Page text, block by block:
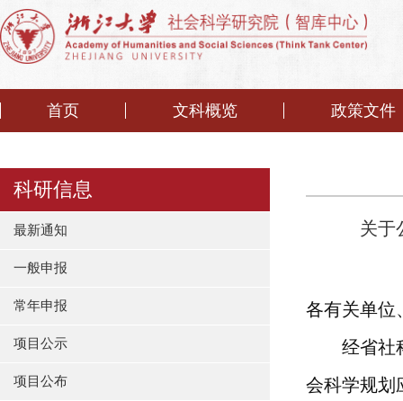
首页 文科概览 政策文件
科研信息
最新通知
一般申报
常年申报
项目公示
项目公布
关于
各有关单位
经省社
会科学规划